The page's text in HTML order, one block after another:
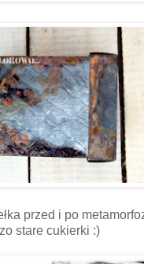
przed i po
stare cukierki :)